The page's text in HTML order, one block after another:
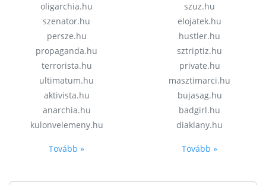
oligarchia.hu
szenator.hu
persze.hu
propaganda.hu
terrorista.hu
ultimatum.hu
aktivista.hu
anarchia.hu
kulonvelemeny.hu
Tovább »
szuz.hu
elojatek.hu
hustler.hu
sztriptiz.hu
private.hu
masztimarci.hu
bujasag.hu
badgirl.hu
diaklany.hu
Tovább »